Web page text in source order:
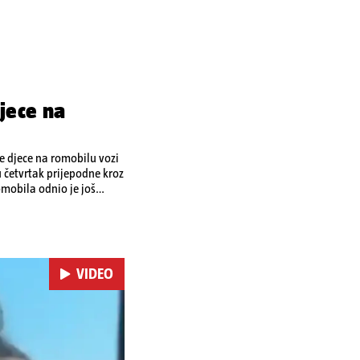
na
djece na romobilu vozi
prijepodne kroz
odnio je još
VIDEO